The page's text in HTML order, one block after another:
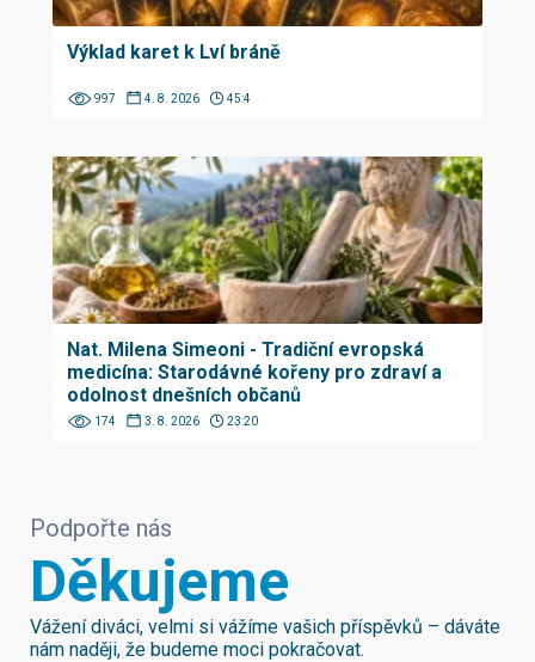
Výklad karet k Lví bráně
997 4. 8. 2026 45:4
Nat. Milena Simeoni - Tradiční evropská
medicína: Starodávné kořeny pro zdraví a
odolnost dnešních občanů
174 3. 8. 2026 23:20
Podpořte nás
Děkujeme
Vážení diváci, velmi si vážíme vašich příspěvků – dáváte
nám naději, že budeme moci pokračovat.